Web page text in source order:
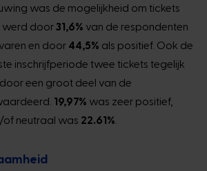
was de mogelijkheid om tickets
werd door31,6% van de respondenten
en door 44,5% als positief. Ook de
inschrijfperiode twee tickets tegelijk
een groot deel van de
19,97% was zeer positief,
of neutraal was 22.61%